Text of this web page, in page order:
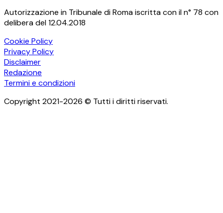
Autorizzazione in Tribunale di Roma iscritta con il n° 78 con
delibera del 12.04.2018
Cookie Policy
Privacy Policy
Disclaimer
Redazione
Termini e condizioni
Copyright 2021-2026 © Tutti i diritti riservati.